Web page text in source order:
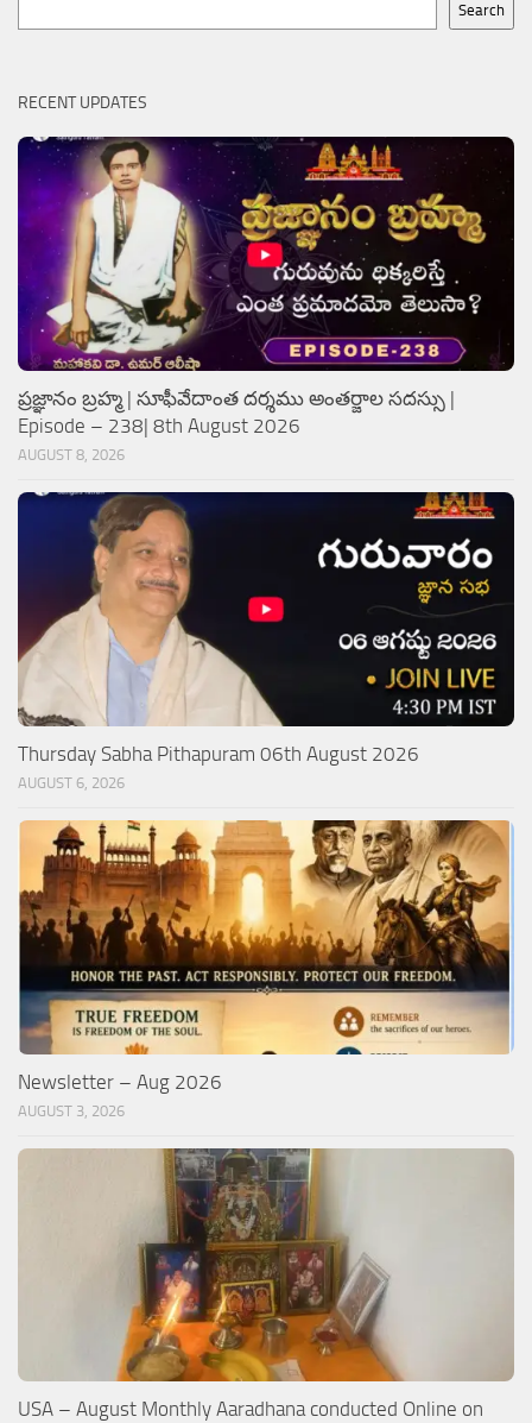
Search
RECENT UPDATES
ప్రజ్ఞానం బ్రహ్మ | సూఫీవేదాంత దర్శము అంతర్జాల సదస్సు |
Episode – 238| 8th August 2026
AUGUST 8, 2026
Thursday Sabha Pithapuram 06th August 2026
AUGUST 6, 2026
Newsletter – Aug 2026
AUGUST 3, 2026
USA – August Monthly Aaradhana conducted Online on